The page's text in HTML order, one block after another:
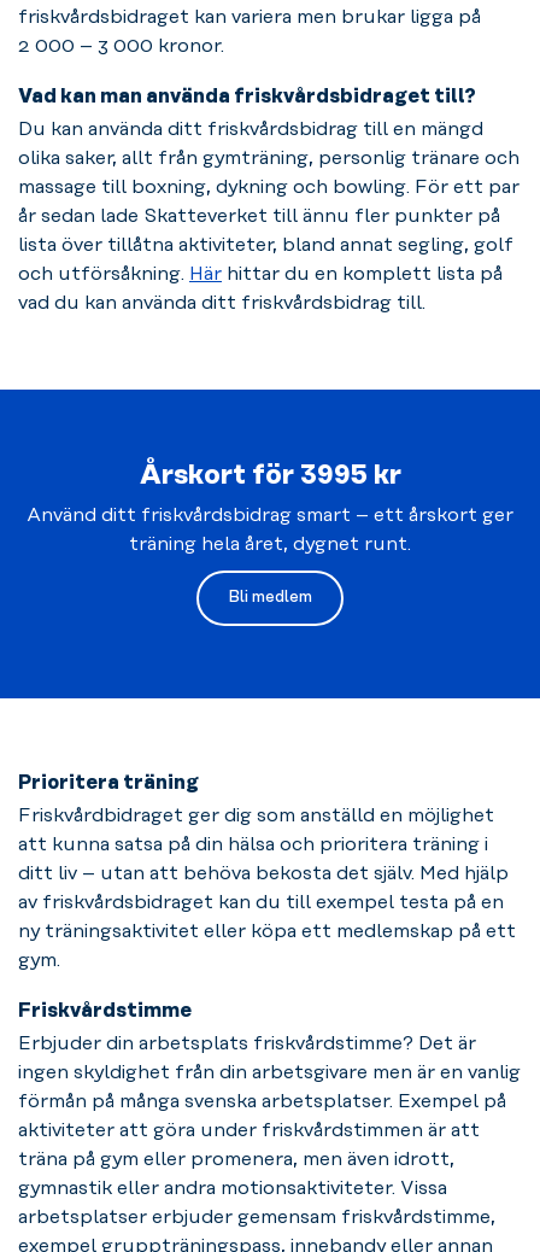
friskvårdsbidraget kan variera men brukar ligga på
2 000 – 3 000 kronor.
Vad kan man använda friskvårdsbidraget till?
Du kan använda ditt friskvårdsbidrag till en mängd
olika saker, allt från gymträning, personlig tränare och
massage till boxning, dykning och bowling. För ett par
år sedan lade Skatteverket till ännu fler punkter på
lista över tillåtna aktiviteter, bland annat segling, golf
och utförsåkning. Här hittar du en komplett lista på
vad du kan använda ditt friskvårdsbidrag till.
Årskort för 3995 kr
Använd ditt friskvårdsbidrag smart – ett årskort ger
träning hela året, dygnet runt.
Bli medlem
Prioritera träning
Friskvårdbidraget ger dig som anställd en möjlighet
att kunna satsa på din hälsa och prioritera träning i
ditt liv – utan att behöva bekosta det själv. Med hjälp
av friskvårdsbidraget kan du till exempel testa på en
ny träningsaktivitet eller köpa ett medlemskap på ett
gym.
Friskvårdstimme
Erbjuder din arbetsplats friskvårdstimme? Det är
ingen skyldighet från din arbetsgivare men är en vanlig
förmån på många svenska arbetsplatser. Exempel på
aktiviteter att göra under friskvårdstimmen är att
träna på gym eller promenera, men även idrott,
gymnastik eller andra motionsaktiviteter. Vissa
arbetsplatser erbjuder gemensam friskvårdstimme,
exempel gruppträningspass, innebandy eller annan